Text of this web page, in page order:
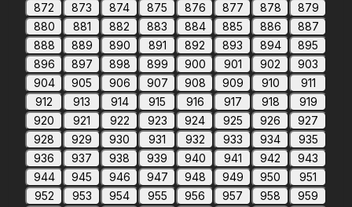
872
873 874 875 876 877 878
879
880
881 882 883 884 885 886
887
888
889 890 891 892 893 894
895
896
897 898 899 900 901 902
903
904
905 906 907 908 909 910
911
912
913 914 915 916 917 918
919
920
921 922 923 924 925 926
927
928
929 930 931 932 933 934
935
936
937 938 939 940 941 942
943
944
945 946 947 948 949 950
951
952
953 954 955 956 957 958
959